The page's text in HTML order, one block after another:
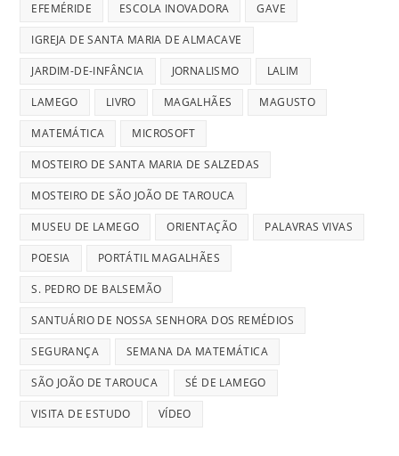
EFEMÉRIDE ESCOLA INOVADORA GAVE
IGREJA DE SANTA MARIA DE ALMACAVE
JARDIM-DE-INFÂNCIA JORNALISMO LALIM
LAMEGO LIVRO MAGALHÃES MAGUSTO
MATEMÁTICA MICROSOFT
MOSTEIRO DE SANTA MARIA DE SALZEDAS
MOSTEIRO DE SÃO JOÃO DE TAROUCA
MUSEU DE LAMEGO ORIENTAÇÃO PALAVRAS VIVAS
POESIA PORTÁTIL MAGALHÃES
S. PEDRO DE BALSEMÃO
SANTUÁRIO DE NOSSA SENHORA DOS REMÉDIOS
SEGURANÇA SEMANA DA MATEMÁTICA
SÃO JOÃO DE TAROUCA SÉ DE LAMEGO
VISITA DE ESTUDO VÍDEO